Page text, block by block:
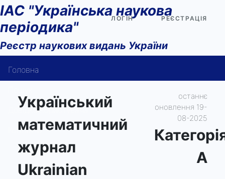
ІАС "Українська наукова
періодика"
Реєстр наукових видань України
ЛОГІН РЕЄСТРАЦІЯ
Головна
Довідка користувача
Контакти
Український
математичний
журнал
Ukrainian
останнє
оновлення 19-
08-2025
А